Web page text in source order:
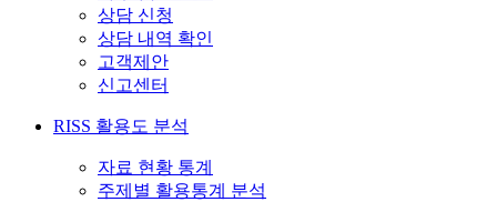
상담 신청
상담 내역 확인
고객제안
신고센터
RISS 활용도 분석
자료 현황 통계
주제별 활용통계 분석